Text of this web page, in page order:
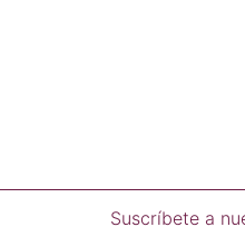
Suscríbete a